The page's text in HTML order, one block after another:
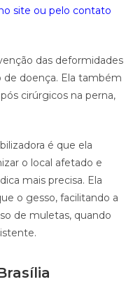
site ou pelo contato
das deformidades
de doença. Ela também
cirúrgicos na perna,
é que ela
o local afetado e
mais precisa. Ela
o gesso, facilitando a
de muletas, quando